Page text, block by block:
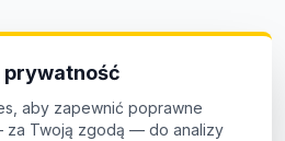
prywatność
aby zapewnić poprawne
za Twoją zgodą — do analizy